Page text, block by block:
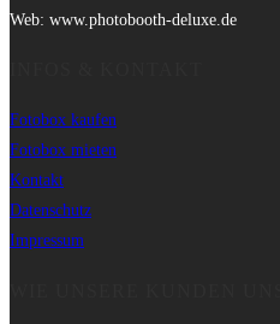
Web: www.photobooth-deluxe.de
Fotobox kaufen
Fotobox mieten
Kontakt
Datenschutz
Impressum